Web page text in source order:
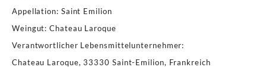
Appellation: Saint Emilion
Weingut: Chateau Laroque
Verantwortlicher Lebensmittelunternehmer:
Chateau Laroque, 33330 Saint-Emilion, Frankreich